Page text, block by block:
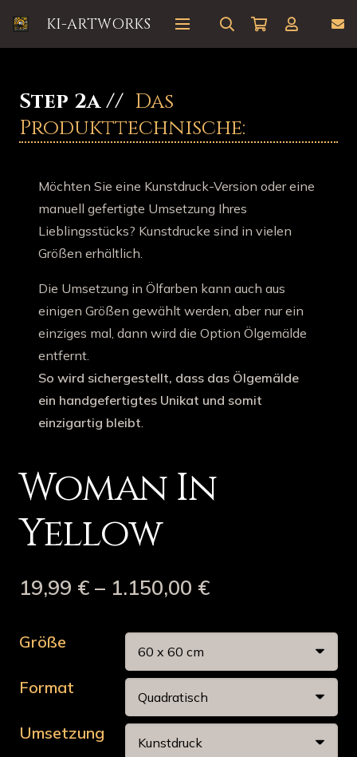
KI-ARTWORKS
Step 2a // Das
Produkttechnische:
Möchten Sie eine Kunstdruck-Version oder eine
manuell gefertigte Umsetzung Ihres
Lieblingsstücks? Kunstdrucke sind in vielen
Größen erhältlich.
Die Umsetzung in Ölfarben kann auch aus
einigen Größen gewählt werden, aber nur ein
einziges mal, dann wird die Option Ölgemälde
entfernt.
So wird sichergestellt, dass das Ölgemälde
ein handgefertigtes Unikat und somit
einzigartig bleibt.
Woman In
Yellow
19,99 € – 1.150,00 €
Größe
Format
Umsetzung